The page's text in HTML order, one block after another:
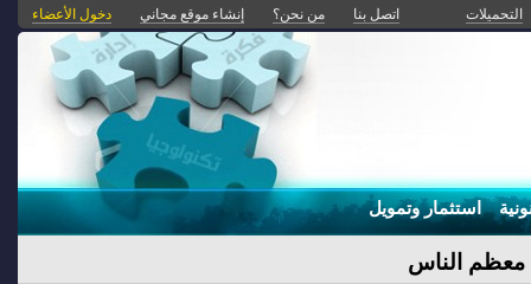
التحميلات اتصل بنا من نحن؟ إنشاء موقع مجاني دخول الأعضاء
استثمار وتمويل
معظم الناس